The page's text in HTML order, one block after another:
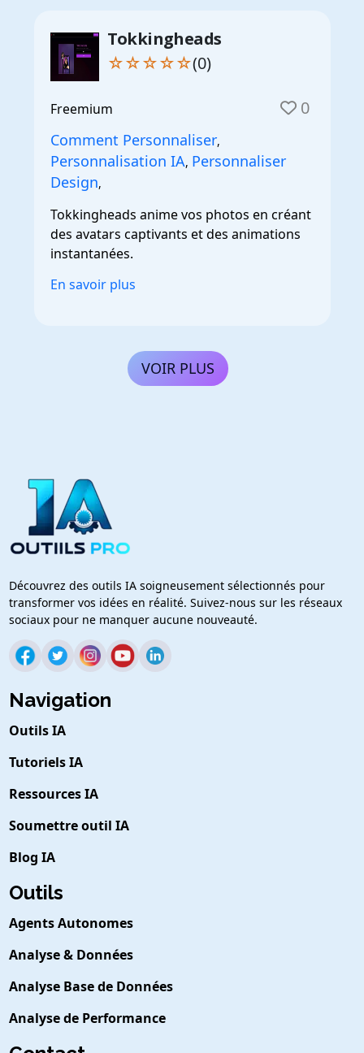
Tokkingheads
☆☆☆☆☆(0)
Freemium 0
Comment Personnaliser,
Personnalisation IA, Personnaliser
Design,
Tokkingheads anime vos photos en créant
des avatars captivants et des animations
instantanées.
En savoir plus
VOIR PLUS
Découvrez des outils IA soigneusement sélectionnés pour
transformer vos idées en réalité. Suivez-nous sur les réseaux
sociaux pour ne manquer aucune nouveauté.
Navigation
Outils IA
Tutoriels IA
Ressources IA
Soumettre outil IA
Blog IA
Outils
Agents Autonomes
Analyse & Données
Analyse Base de Données
Analyse de Performance